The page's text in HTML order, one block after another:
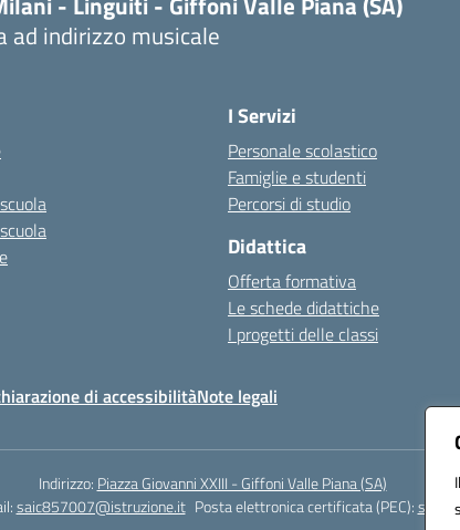
ad indirizzo musicale
I Servizi
Personale scolastico
Famiglie e studenti
Percorsi di studio
Didattica
Offerta formativa
Le schede didattiche
I progetti delle classi
di accessibilitàNote legali
Indirizzo: Piazza Giovanni XXIII - Giffoni Valle Piana (SA)
saic857007@istruzione.it Posta elettronica certificata (PEC):